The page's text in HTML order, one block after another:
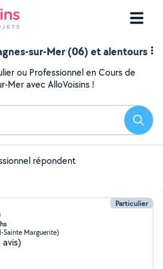
sur-Mer (06) et alentours
ou Professionnel en Cours de
Mer avec AlloVoisins !
répondent
Particulier
Sainte Marguerite)
avis)